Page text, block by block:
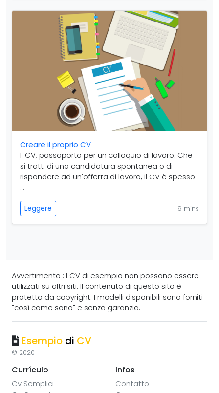
Creare il proprio CV
Il CV, passaporto per un colloquio di lavoro. Che
si tratti di una candidatura spontanea o di
rispondere ad un'offerta di lavoro, il CV è spesso
...
Leggere 9 mins
Avvertimento : I CV di esempio non possono essere
utilizzati su altri siti. Il contenuto di questo sito è
protetto da copyright. I modelli disponibili sono forniti
"così come sono" e senza garanzia.
Esempio di CV
© 2020
Currículo
Cv Semplici
Infos
Contatto